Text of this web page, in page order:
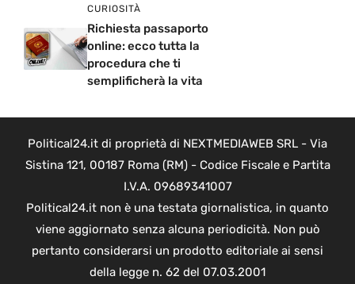
CURIOSITÀ
Richiesta passaporto
online: ecco tutta la
procedura che ti
semplificherà la vita
Political24.it di proprietà di NEXTMEDIAWEB SRL - Via
Sistina 121, 00187 Roma (RM) - Codice Fiscale e Partita
I.V.A. 09689341007
Political24.it non è una testata giornalistica, in quanto
viene aggiornato senza alcuna periodicità. Non può
pertanto considerarsi un prodotto editoriale ai sensi
della legge n. 62 del 07.03.2001